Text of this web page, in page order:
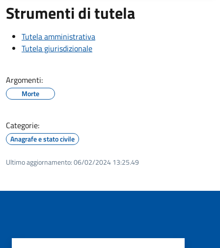
Strumenti di tutela
Tutela amministrativa
Tutela giurisdizionale
Argomenti:
Morte
Categorie:
Anagrafe e stato civile
Ultimo aggiornamento:06/02/2024 13:25.49